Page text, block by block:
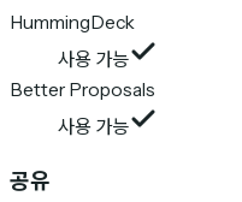
HummingDeck
사용 가능
Better Proposals
사용 가능
공유